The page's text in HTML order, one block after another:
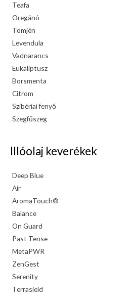
Teafa
Oregánó
Tömjén
Levendula
Vadnarancs
Eukaliptusz
Borsmenta
Citrom
Szibériai fenyő
Szegfűszeg
Illóolaj keverékek
Deep Blue
Air
AromaTouch®
Balance
On Guard
Past Tense
MetaPWR
ZenGest
Serenity
Terrasield